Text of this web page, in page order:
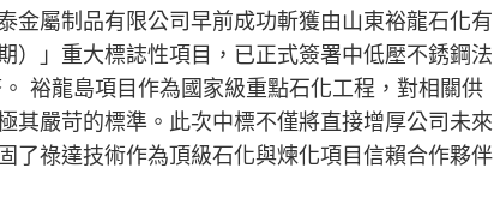
金屬制品有限公司早前成功斬獲由山東裕龍石化有
）」重大標誌性項目，已正式簽署中低壓不銹鋼法
裕龍島項目作為國家級重點石化工程，對相關供
其嚴苛的標準。此次中標不僅將直接增厚公司未來
了祿達技術作為頂級石化與煉化項目信賴合作夥伴